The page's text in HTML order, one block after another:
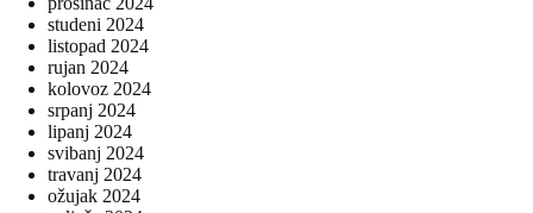
studeni 2024
listopad 2024
rujan 2024
kolovoz 2024
srpanj 2024
lipanj 2024
svibanj 2024
travanj 2024
ožujak 2024